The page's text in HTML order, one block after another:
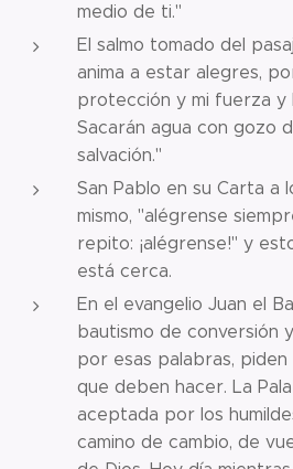
medio de ti."
El salmo tomado del
anima a estar alegres,
protección y mi fuerza y
Sacarán agua con gozo
salvación."
San Pablo en su Carta a
mismo, "alégrense
repito: ¡alégrense!" y
está cerca.
En el evangelio Juan el
bautismo de conversión
por esas palabras,
que deben hacer. La
aceptada por los
camino de cambio, de